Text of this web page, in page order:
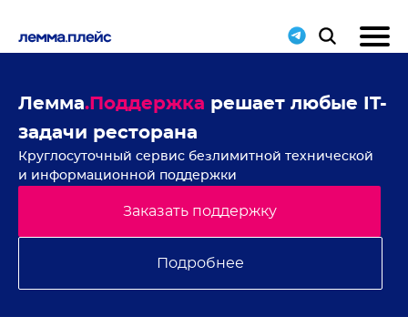
решает любые IT-
сервис безлимитной технической
поддержки
поддержку
Новости
В полезной